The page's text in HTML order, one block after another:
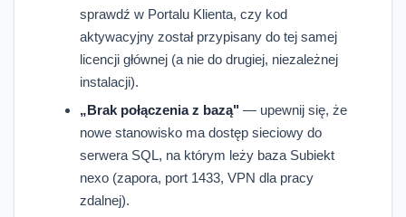
sprawdź w Portalu Klienta, czy kod
aktywacyjny został przypisany do tej samej
licencji głównej (a nie do drugiej, niezależnej
instalacji).
„Brak połączenia z bazą" — upewnij się, że
nowe stanowisko ma dostęp sieciowy do
serwera SQL, na którym leży baza Subiekt
nexo (zapora, port 1433, VPN dla pracy
zdalnej).